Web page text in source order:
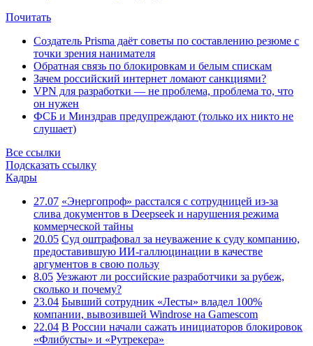
Почитать
Создатель Prisma даёт советы по составлению резюме с
точки зрения нанимателя
Обратная связь по блокировкам и белым спискам
Зачем российский интернет ломают санкциями?
VPN для разработки — не проблема, проблема то, что
он нужен
ФСБ и Минздрав предупреждают (только их никто не
слушает)
Все ссылки
Подсказать ссылку
Кадры
27.07 «Энергопроф» расстался с сотрудницей из-за
слива документов в Deepseek и нарушения режима
коммерческой тайны
20.05 Суд оштрафовал за неуважение к суду компанию,
предоставившую ИИ-галлюцинации в качестве
аргументов в свою пользу
8.05 Уезжают ли российские разработчики за рубеж,
сколько и почему?
23.04 Бывший сотрудник «Лесты» владел 100%
компании, вывозившей Windrose на Gamescom
22.04 В России начали сажать инициаторов блокировок
«Флибусты» и «Рутрекера»